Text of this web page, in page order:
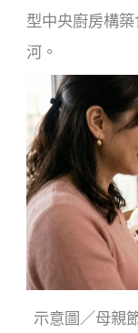
型中央廚房構
河。
示意圖／母親